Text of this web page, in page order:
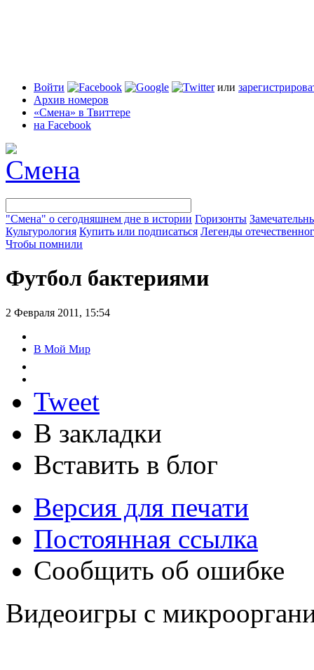
Войти или
Архив номеров
«Смена» в Твиттере
на Facebook
"Смена" о сегодняшнем дне в истории Горизонты
Культурология Купить или подписаться Легенды
Чтобы помнили
Футбол бактериями
2 Февраля 2011, 15:54
В Мой Мир
Tweet
В закладки
Вставить в блог
Версия для печати
Постоянная ссылка
Сообщить об ошибке
Видеоигры с